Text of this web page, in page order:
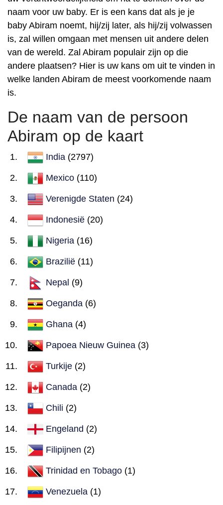
naam voor uw baby. Er is een kans dat als je je
baby Abiram noemt, hij/zij later, als hij/zij volwassen
is, zal willen omgaan met mensen uit andere delen
van de wereld. Zal Abiram populair zijn op die
andere plaatsen? Hier is uw kans om uit te vinden in
welke landen Abiram de meest voorkomende naam
is.
De naam van de persoon
Abiram op de kaart
India (2797)
Mexico (110)
Verenigde Staten (24)
Indonesië (20)
Nigeria (16)
Brazilië (11)
Nepal (9)
Oeganda (6)
Ghana (4)
Papoea Nieuw Guinea (3)
Turkije (2)
Canada (2)
Chili (2)
Engeland (2)
Filipijnen (2)
Trinidad en Tobago (1)
Venezuela (1)